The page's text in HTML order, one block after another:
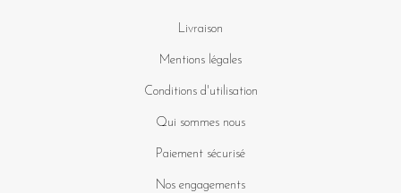
Livraison
Mentions légales
Conditions d'utilisation
Qui sommes nous
Paiement sécurisé
Nos engagements